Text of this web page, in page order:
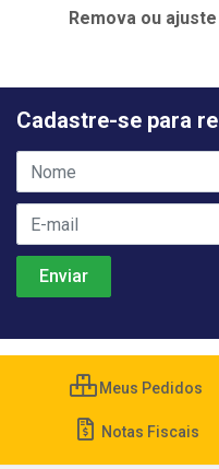
Remova ou
Cadastre-se para
Meus Pedidos
Notas Fiscais